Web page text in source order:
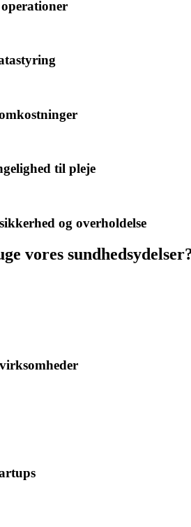
til pleje
og overholdelse
vores